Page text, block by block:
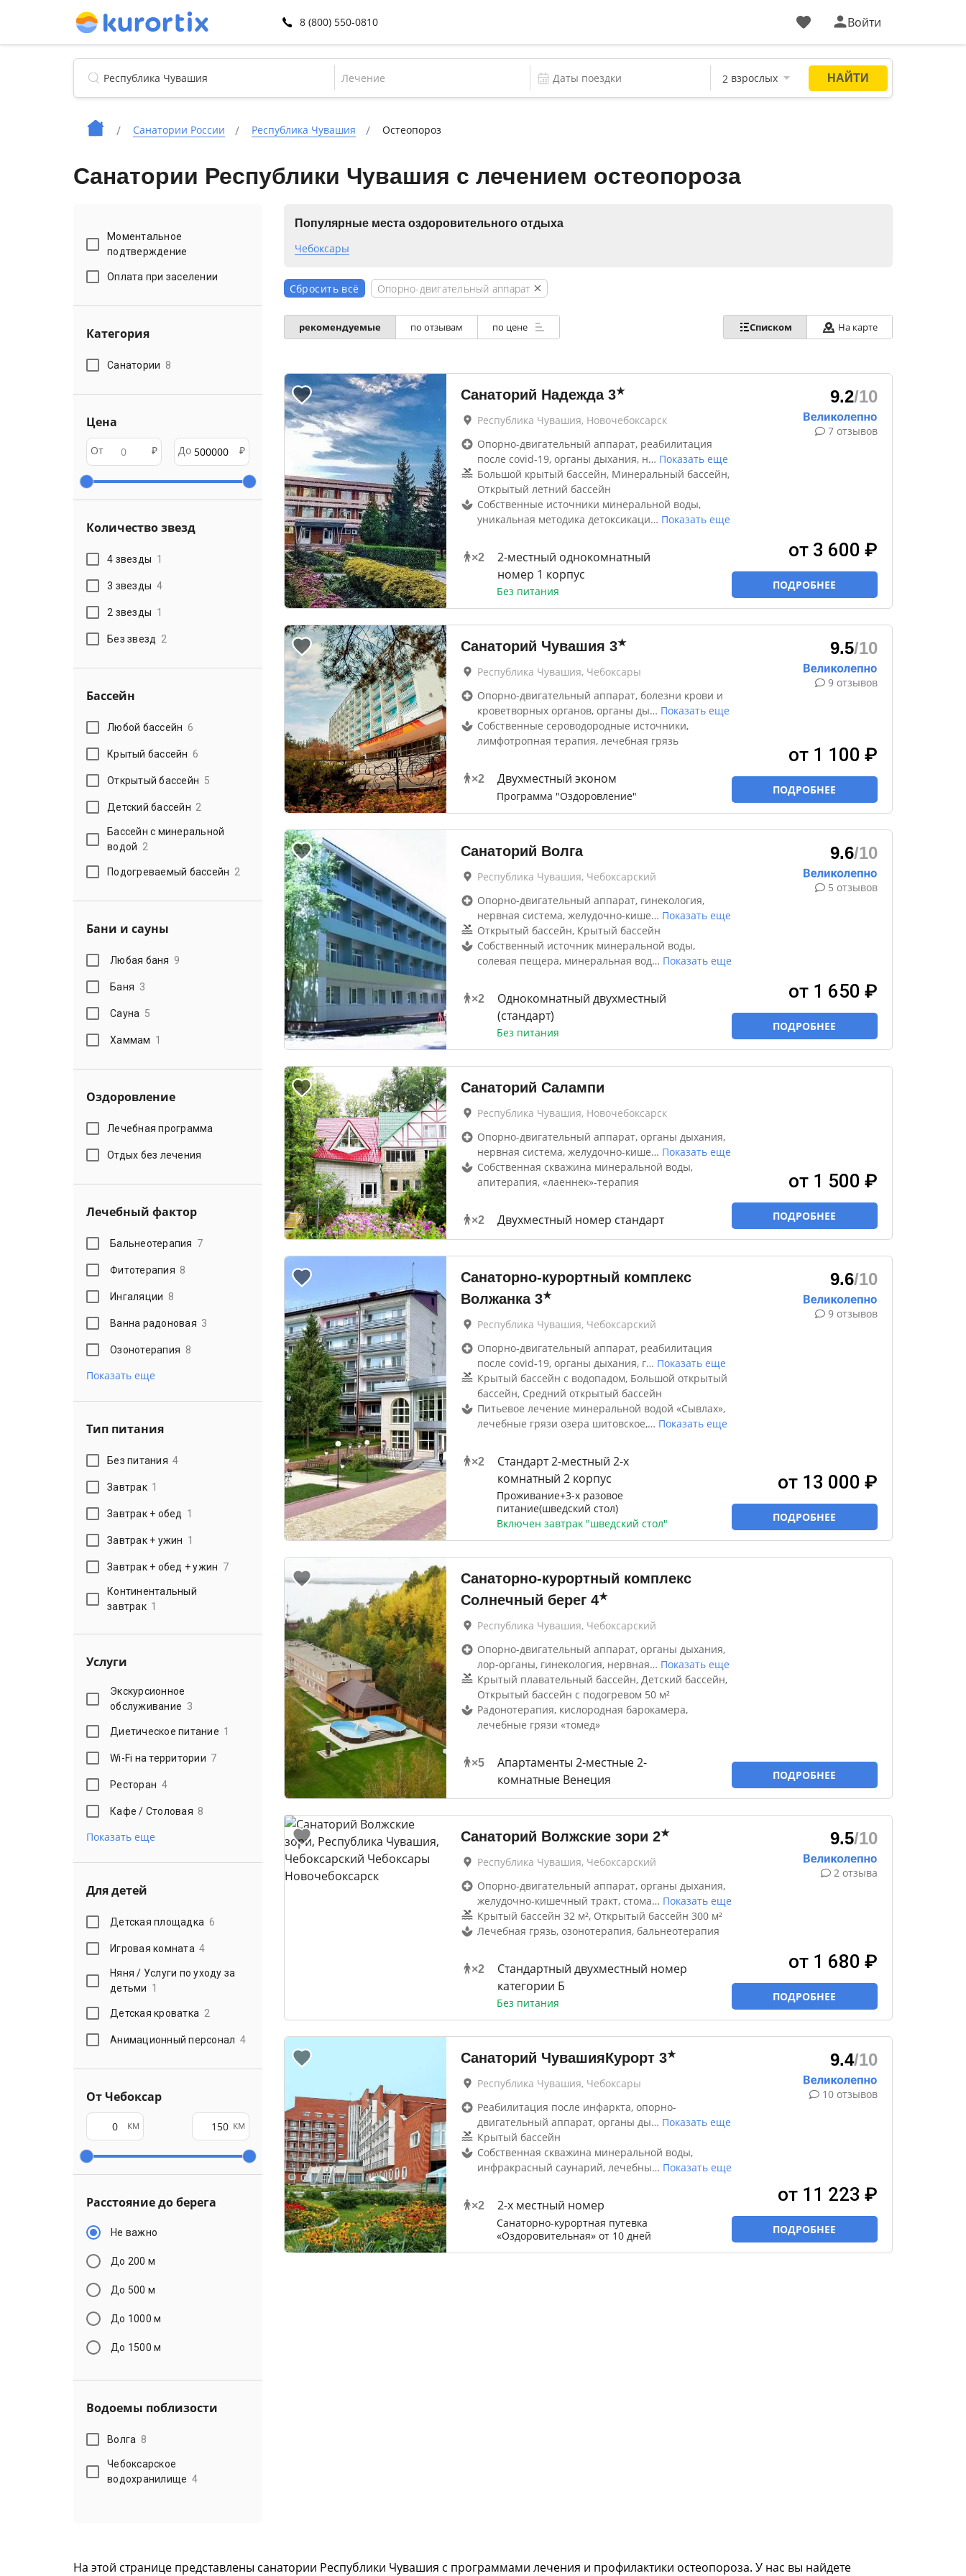
8 (800) 550-0810 Войти
Лечение
Санатории России Республика Чувашия Остеопороз
Санатории Республики Чувашия с лечением остеопороза
Моментальное
подтверждение
Оплата при заселении
Категория
Санатории 8
Цена
От ₽ До ₽
Количество звезд
4 звезды 1
3 звезды 4
2 звезды 1
Без звезд 2
Бассейн
Любой бассейн 6
Крытый бассейн 6
Открытый бассейн 5
Детский бассейн 2
Бассейн с минеральной
водой 2
Подогреваемый бассейн 2
Бани и сауны
Любая баня 9
Баня 3
Сауна 5
Хаммам 1
Оздоровление
Лечебная программа
Отдых без лечения
Лечебный фактор
Бальнеотерапия 7
Фитотерапия 8
Ингаляции 8
Ванна радоновая 3
Озонотерапия 8
Показать еще
Тип питания
Без питания 4
Завтрак 1
Завтрак + обед 1
Завтрак + ужин 1
Завтрак + обед + ужин 7
Континентальный
завтрак 1
Услуги
Экскурсионное
обслуживание 3
Диетическое питание 1
Wi-Fi на территории 7
Ресторан 4
Кафе / Столовая 8
Показать еще
Для детей
Детская площадка 6
Игровая комната 4
Няня / Услуги по уходу за
детьми 1
Детская кроватка 2
Анимационный персонал 4
От Чебоксар
км км
Расстояние до берега
Не важно
До 200 м
До 500 м
До 1000 м
До 1500 м
Водоемы поблизости
Волга 8
Чебоксарское
водохранилище 4
Популярные места оздоровительного отдыха
Чебоксары
Сбросить всё Опорно-двигательный аппарат
рекомендуемые по отзывам по цене Списком На карте
Санаторий Надежда 3★
Республика Чувашия, Новочебоксарск
Опорно-двигательный аппарат, реабилитация
после covid-19, органы дыхания, н… Показать еще
Большой крытый бассейн, Минеральный бассейн,
Открытый летний бассейн
Собственные источники минеральной воды,
уникальная методика детоксикаци… Показать еще
×2
2-местный однокомнатный
номер 1 корпус
Без питания
9.2/10
7 отзывов
от 3 600 ₽
ПОДРОБНЕЕ
Санаторий Чувашия 3★
Республика Чувашия, Чебоксары
Опорно-двигательный аппарат, болезни крови и
кроветворных органов, органы ды… Показать еще
Собственные сероводородные источники,
лимфотропная терапия, лечебная грязь
×2 Двухместный эконом
Программа "Оздоровление"
9.5/10
9 отзывов
от 1 100 ₽
ПОДРОБНЕЕ
Санаторий Волга
Республика Чувашия, Чебоксарский
Опорно-двигательный аппарат, гинекология,
нервная система, желудочно-кише… Показать еще
Открытый бассейн, Крытый бассейн
Собственный источник минеральной воды,
солевая пещера, минеральная вод… Показать еще
×2
Однокомнатный двухместный
(стандарт)
Без питания
9.6/10
5 отзывов
от 1 650 ₽
ПОДРОБНЕЕ
Санаторий Салампи
Республика Чувашия, Новочебоксарск
Опорно-двигательный аппарат, органы дыхания,
нервная система, желудочно-кише… Показать еще
Собственная скважина минеральной воды,
апитерапия, «лаеннек»-терапия
×2 Двухместный номер стандарт
от 1 500 ₽
ПОДРОБНЕЕ
Санаторно-курортный комплекс
Волжанка 3★
Республика Чувашия, Чебоксарский
Опорно-двигательный аппарат, реабилитация
после covid-19, органы дыхания, г… Показать еще
Крытый бассейн с водопадом, Большой открытый
бассейн, Средний открытый бассейн
Питьевое лечение минеральной водой «Сывлах»,
лечебные грязи озера шитовское,… Показать еще
×2
Стандарт 2-местный 2-х
комнатный 2 корпус
Проживание+3-х разовое
питание(шведский стол)
Включен завтрак "шведский стол"
9.6/10
9 отзывов
от 13 000 ₽
ПОДРОБНЕЕ
Санаторно-курортный комплекс
Солнечный берег 4★
Республика Чувашия, Чебоксарский
Опорно-двигательный аппарат, органы дыхания,
лор-органы, гинекология, нервная… Показать еще
Крытый плавательный бассейн, Детский бассейн,
Открытый бассейн с подогревом 50 м²
Радонотерапия, кислородная барокамера,
лечебные грязи «томед»
×5
Апартаменты 2-местные 2-
комнатные Венеция
ПОДРОБНЕЕ
Санаторий Волжские зори 2★
Республика Чувашия, Чебоксарский
Опорно-двигательный аппарат, органы дыхания,
желудочно-кишечный тракт, стома… Показать еще
Крытый бассейн 32 м², Открытый бассейн 300 м²
Лечебная грязь, озонотерапия, бальнеотерапия
×2
Стандартный двухместный номер
категории Б
Без питания
9.5/10
2 отзыва
от 1 680 ₽
ПОДРОБНЕЕ
Санаторий ЧувашияКурорт 3★
Республика Чувашия, Чебоксары
Реабилитация после инфаркта, опорно-
двигательный аппарат, органы ды… Показать еще
Крытый бассейн
Собственная скважина минеральной воды,
инфракрасный саунарий, лечебны… Показать еще
×2 2-х местный номер
Санаторно-курортная путевка
«Оздоровительная» от 10 дней
9.4/10
10 отзывов
от 11 223 ₽
ПОДРОБНЕЕ
На этой странице представлены санатории Республики Чувашия с программами лечения и профилактики остеопороза. У нас вы найдете